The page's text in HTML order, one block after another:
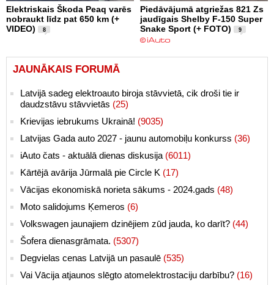
Elektriskais Škoda Peaq varēs
nobraukt līdz pat 650 km (+
VIDEO)
8
Piedāvājumā atgriežas 821 Zs
jaudīgais Shelby F-150 Super
Snake Sport (+ FOTO)
9
JAUNĀKAIS FORUMĀ
Latvijā sadeg elektroauto biroja stāvvietā, cik droši tie ir
daudzstāvu stāvvietās (25)
Krievijas iebrukums Ukrainā! (9035)
Latvijas Gada auto 2027 - jaunu automobiļu konkurss (36)
iAuto čats - aktuālā dienas diskusija (6011)
Kārtējā avārija Jūrmalā pie Circle K (17)
Vācijas ekonomiskā norieta sākums - 2024.gads (48)
Moto salidojums Ķemeros (6)
Volkswagen jaunajiem dzinējiem zūd jauda, ko darīt? (44)
Šofera dienasgrāmata. (5307)
Degvielas cenas Latvijā un pasaulē (535)
Vai Vācija atjaunos slēgto atomelektrostaciju darbību? (16)